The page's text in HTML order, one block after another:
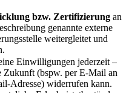
bzw. Zertifizierung an
genannte externe
weitergleitet und
Einwilligungen jederzeit –
(bspw. per E-Mail an
Adresse) widerrufen kann.